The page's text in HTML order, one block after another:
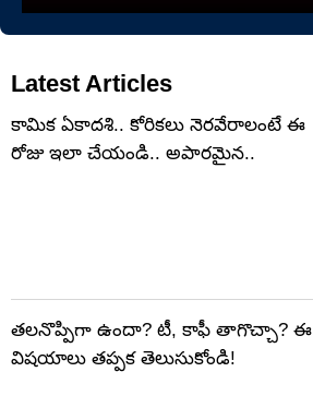
Latest Articles
కామిక ఏకాదశి.. కోరికలు నెరవేరాలంటే ఈ
రోజు ఇలా చేయండి.. అపారమైన..
తలనొప్పిగా ఉందా? టీ, కాఫీ తాగొచ్చా? ఈ
విషయాలు తప్పక తెలుసుకోండి!